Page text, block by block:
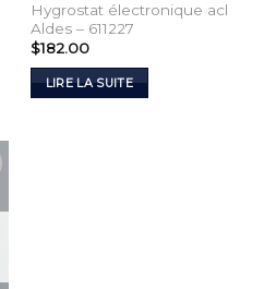
Hygrostat électronique acl
Aldes – 611227
$182.00
LIRE LA SUITE